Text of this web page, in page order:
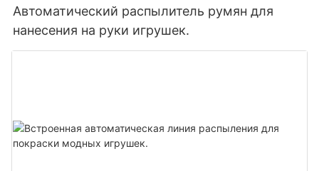
Автоматический распылитель румян для
нанесения на руки игрушек.